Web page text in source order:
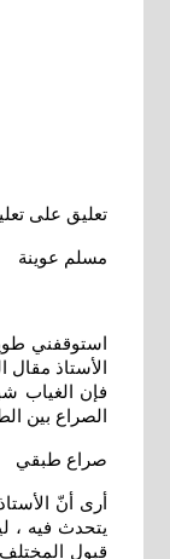
تعليق على
مسلم عوينة
استوقفني
الأستاذ
فإن الغياب
الصراع بين
صراع طبقي
أرى أنّ
يتحدث فيه ،
قبول